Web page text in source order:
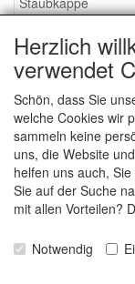
Service
Schaumstoff oder
Wichtig bei
Nachrichten
Kontakt
Allgemeine
Herzlich
verwendet
Schön, dass Sie
welche Cookies wir
sammeln keine
uns, die Website
helfen uns auch,
Sie auf der Suche
mit allen Vorteilen?
Notwendig